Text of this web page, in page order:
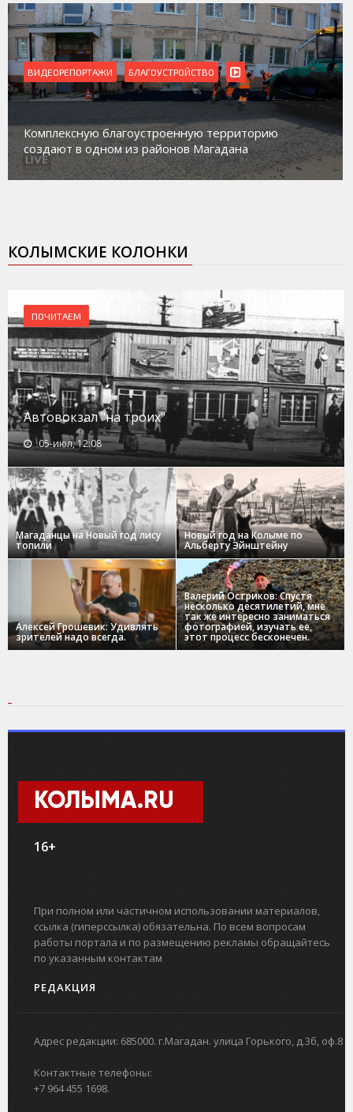
ВИДЕОРЕПОРТАЖИ
Магадан присоединился к пилотному проекту по
работе с несовершеннолетними из групп
социального риска «Переправа»
КОЛЫМСКИЕ КОЛОНКИ
ПОЧИТАЕМ
Автовокзал "на троих"
05-июл, 12:08
Магаданцы на Новый год лису
топили
Новый год на Колыме по
Альберту Эйнштейну
Алексей Грошевик: Удивлять
зрителей надо всегда.
Валерий Остриков: Спустя
несколько десятилетий, мне
так же интересно заниматься
фотографией, изучать ее,
этот процесс бесконечен.
КОЛЫМА.RU
16+
При полном или частичном использовании материалов,
ссылка (гиперссылка) обязательна. По всем вопросам
работы портала и по размещению рекламы обращайтесь
по указанным контактам
РЕДАКЦИЯ
Адрес редакции: 685000. г.Магадан. улица Горького, д.3б, оф.8
Контактные телефоны:
+7 964 455 1698.